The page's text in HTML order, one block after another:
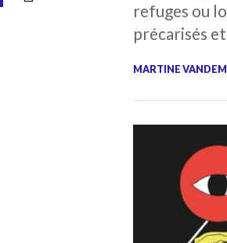
refuges ou
précarisés
MARTINE